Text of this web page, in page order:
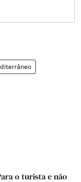
o turista e não